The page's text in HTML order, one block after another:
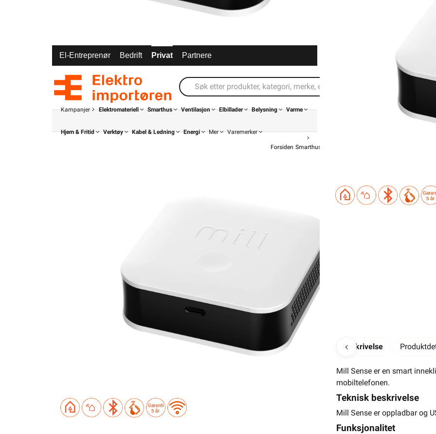
El-Entreprenør Bedrift Privat Partnere
Kampanjer Elektromateriell Smarthus Ventilasjon Elbillader Belysning Varme
Hjem & Fritid Verktøy Kabel & Ledning Energi Mer Varemerker
Forsiden Smarthus
Mill
-
Beskrivelse
Mill Sense er en smart
mobiltelefonen.
Teknisk beskrivelse
Mill Sense er oppladbar og
Funksjonalitet